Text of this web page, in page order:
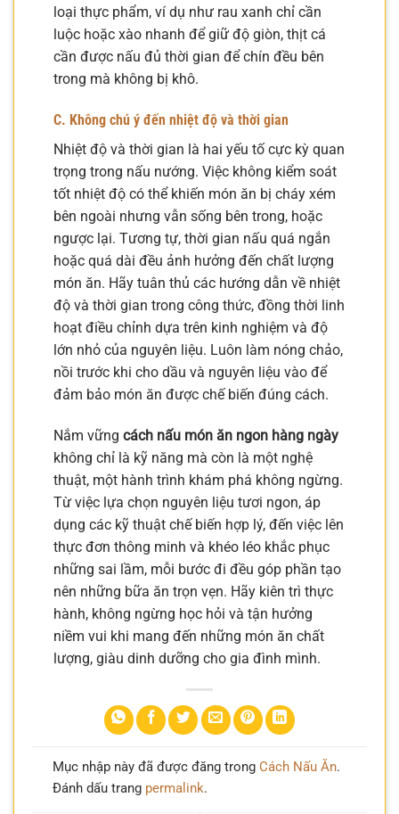
loại thực phẩm, ví dụ như rau xanh chỉ cần
luộc hoặc xào nhanh để giữ độ giòn, thịt cá
cần được nấu đủ thời gian để chín đều bên
trong mà không bị khô.
C. Không chú ý đến nhiệt độ và thời gian
Nhiệt độ và thời gian là hai yếu tố cực kỳ quan
trọng trong nấu nướng. Việc không kiểm soát
tốt nhiệt độ có thể khiến món ăn bị cháy xém
bên ngoài nhưng vẫn sống bên trong, hoặc
ngược lại. Tương tự, thời gian nấu quá ngắn
hoặc quá dài đều ảnh hưởng đến chất lượng
món ăn. Hãy tuân thủ các hướng dẫn về nhiệt
độ và thời gian trong công thức, đồng thời linh
hoạt điều chỉnh dựa trên kinh nghiệm và độ
lớn nhỏ của nguyên liệu. Luôn làm nóng chảo,
nồi trước khi cho dầu và nguyên liệu vào để
đảm bảo món ăn được chế biến đúng cách.
Nắm vững cách nấu món ăn ngon hàng ngày
không chỉ là kỹ năng mà còn là một nghệ
thuật, một hành trình khám phá không ngừng.
Từ việc lựa chọn nguyên liệu tươi ngon, áp
dụng các kỹ thuật chế biến hợp lý, đến việc lên
thực đơn thông minh và khéo léo khắc phục
những sai lầm, mỗi bước đi đều góp phần tạo
nên những bữa ăn trọn vẹn. Hãy kiên trì thực
hành, không ngừng học hỏi và tận hưởng
niềm vui khi mang đến những món ăn chất
lượng, giàu dinh dưỡng cho gia đình mình.
Mục nhập này đã được đăng trong Cách Nấu Ăn.
Đánh dấu trang permalink.